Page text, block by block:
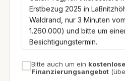
Bitte auch um ein
Finanzierungsangebot